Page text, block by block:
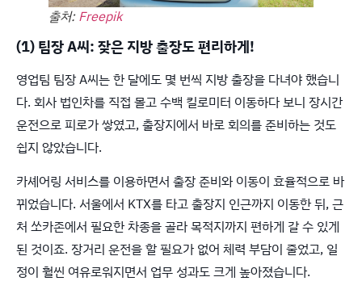
출처:Freepik
(1) 팀장 A씨: 잦은 지방 출장도 편리하게!
영업팀 팀장 A씨는 한 달에도 몇 번씩 지방 출장을 다녀야 했습니
다. 회사 법인차를 직접 몰고 수백 킬로미터 이동하다 보니 장시간
운전으로 피로가 쌓였고, 출장지에서 바로 회의를 준비하는 것도
쉽지 않았습니다.
카셰어링 서비스를 이용하면서 출장 준비와 이동이 효율적으로 바
뀌었습니다. 서울에서 KTX를 타고 출장지 인근까지 이동한 뒤, 근
처 쏘카존에서 필요한 차종을 골라 목적지까지 편하게 갈 수 있게
된 것이죠. 장거리 운전을 할 필요가 없어 체력 부담이 줄었고, 일
정이 훨씬 여유로워지면서 업무 성과도 크게 높아졌습니다.